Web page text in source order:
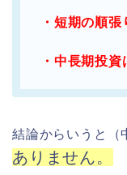
・短期の順張
・中長期投
結論からいうと（
ありません。